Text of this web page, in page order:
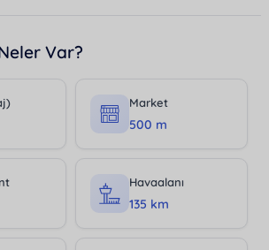
Var?
Market
500 m
Havaalanı
135 km